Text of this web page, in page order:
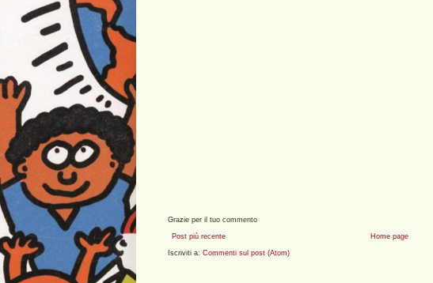
Grazie per il tuo commento
Post più recente Home page
Iscriviti a: Commenti sul post (Atom)